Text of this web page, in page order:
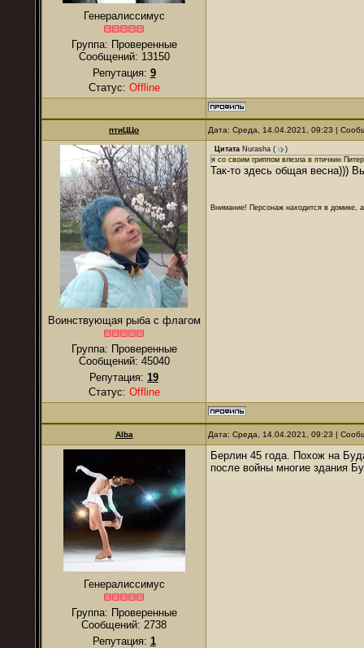
Генералиссимус
Группа: Проверенные
Сообщений: 13150
Репутация: 9
Статус: Offline
птиЦЦо Дата: Среда, 14.04.2021, 09:23 |
Воинствующая рыба с флагом
Группа: Проверенные
Сообщений: 45040
Репутация: 19
Статус: Offline
Цитата Nurаsha (
)
я со своим гриппом влезла в птичкин Питер
Так-то здесь общая весна)))
Внимание! Персонаж находится в домике,
Alba Дата: Среда, 14.04.2021, 09:23 |
Генералиссимус
Группа: Проверенные
Сообщений: 2738
Репутация: 1
Берлин 45 года. Похож на
после войны многие здания